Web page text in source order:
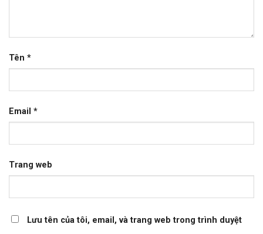
Tên *
Email *
Trang web
Lưu tên của tôi, email, và trang web trong trình duyệt